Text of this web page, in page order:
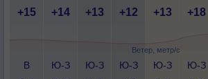
Ветер, метр/с
+15 +14 +13 +12 +13 +18
В
Ю-З
Ю-З
Ю-З
Ю-З
Ю-З